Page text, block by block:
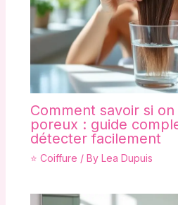
Comment savoir si
poreux : guide
détecter facilement
⭐ Coiffure / By Lea Dupuis